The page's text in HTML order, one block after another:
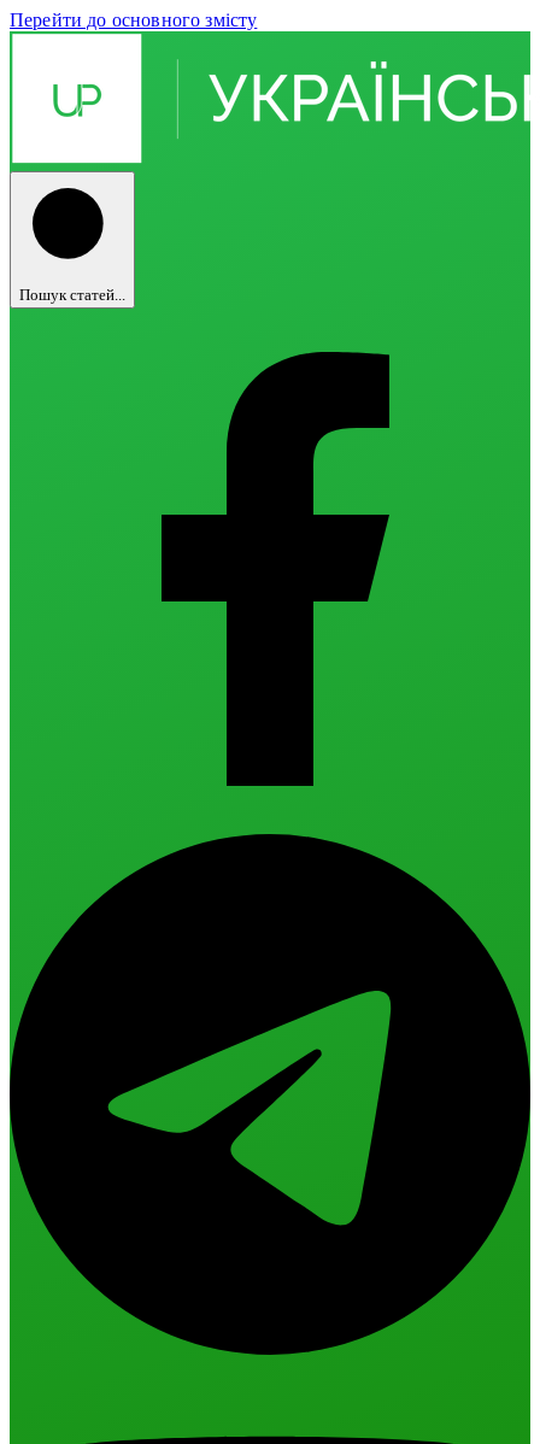
Перейти до основного змісту
Пошук статей...